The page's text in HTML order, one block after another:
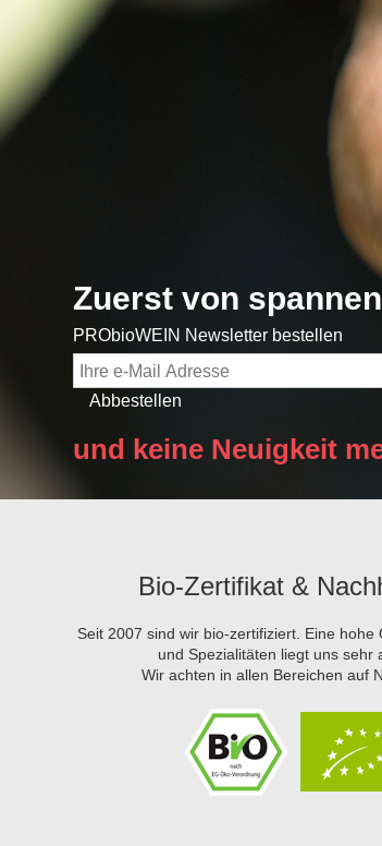
Zuerst von
PRObioWEIN Newsletter bestellen
Abbestellen
und keine Neuigkeit
Bio-Zertifikat &
Seit 2007 sind wir bio-zertifiziert. Eine hohe
und Spezialitäten liegt uns sehr
Wir achten in allen Bereichen auf